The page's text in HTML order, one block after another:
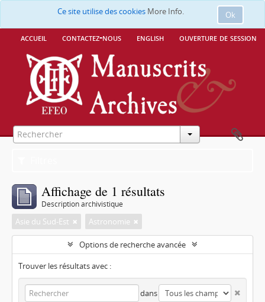
Ok
Ce site utilise des cookies More Info.
accueil contactez-nous english ouverture de session
Affichage de 1 résultats
Description archivistique
Asie du Sud-Est Astronomie
Options de recherche avancée
Trouver les résultats avec :
dans